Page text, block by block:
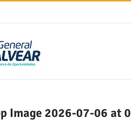
Image 2026-07-06 at